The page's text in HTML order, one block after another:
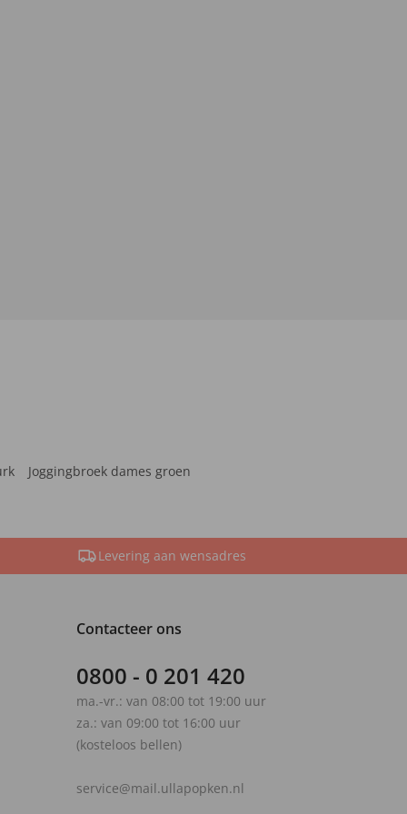
Joggingbroek dames groen
Levering aan wensadres
Contacteer ons
0800 - 0 201 420
ma.-vr.: van 08:00 tot 19:00 uur
za.: van 09:00 tot 16:00 uur
(kosteloos bellen)
service@mail.ullapopken.nl